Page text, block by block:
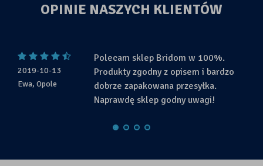
OPINIE NASZYCH KLIENTÓW
2019-10-13
Ewa, Opole
Polecam sklep Bridom w 100%.
Produkty zgodny z opisem i bardzo
dobrze zapakowana przesyłka.
Naprawdę sklep godny uwagi!